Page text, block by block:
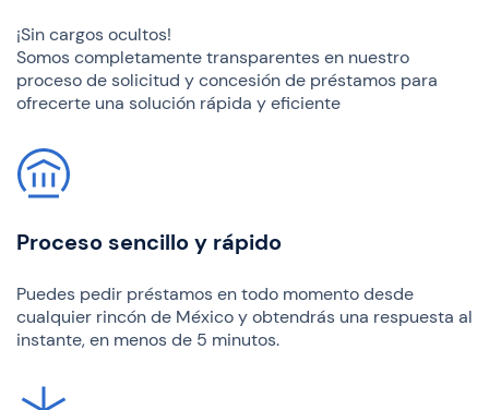
¡Sin cargos ocultos!
Somos completamente transparentes en nuestro
proceso de solicitud y concesión de préstamos para
ofrecerte una solución rápida y eficiente
Proceso sencillo y rápido
Puedes pedir préstamos en todo momento desde
cualquier rincón de México y obtendrás una respuesta al
instante, en menos de 5 minutos.